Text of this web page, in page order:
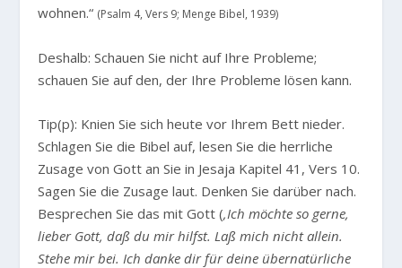
wohnen.“ (Psalm 4, Vers 9; Menge Bibel, 1939)
Deshalb: Schauen Sie nicht auf Ihre Probleme;
schauen Sie auf den, der Ihre Probleme lösen kann.
Tip(p): Knien Sie sich heute vor Ihrem Bett nieder.
Schlagen Sie die Bibel auf, lesen Sie die herrliche
Zusage von Gott an Sie in Jesaja Kapitel 41, Vers 10.
Sagen Sie die Zusage laut. Denken Sie darüber nach.
Besprechen Sie das mit Gott (‚Ich möchte so gerne,
lieber Gott, daß du mir hilfst. Laß mich nicht allein.
Stehe mir bei. Ich danke dir für deine übernatürliche